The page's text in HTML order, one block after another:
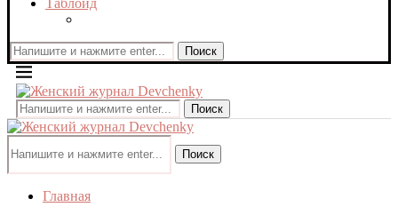
Таблоид
Поиск
Поиск
Поиск
Главная